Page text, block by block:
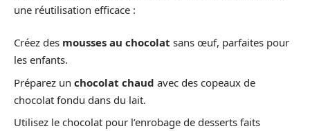
une réutilisation efficace :
Créez des mousses au chocolat sans œuf, parfaites pour
les enfants.
Préparez un chocolat chaud avec des copeaux de
chocolat fondu dans du lait.
Utilisez le chocolat pour l’enrobage de desserts faits